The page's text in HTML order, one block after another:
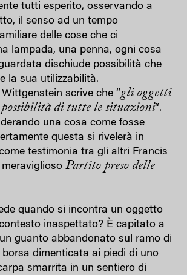
tutti esperito, osservando a
il senso ad un tempo
delle cose che ci
lampada, una penna, ogni cosa
dischiude possibilità che
la sua utilizzabilità.
Wittgenstein scrive che “gli oggetti
possibilità di tutte le situazioni“.
una cosa come fosse
questa si rivelerà in
testimonia tra gli altri Francis
Partito preso delle
quando si incontra un oggetto
inaspettato? È capitato a
guanto abbandonato sul ramo di
borsa dimenticata ai piedi di uno
smarrita in un sentiero di